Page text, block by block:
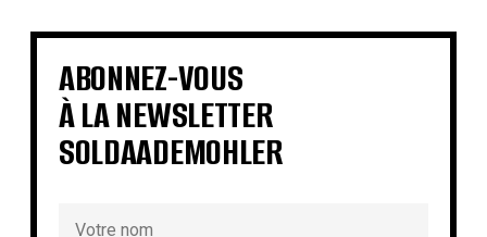
€ €
€ € €
€ €
ABONNEZ-VOUS
À LA NEWSLETTER
SOLDAADEMOHLER